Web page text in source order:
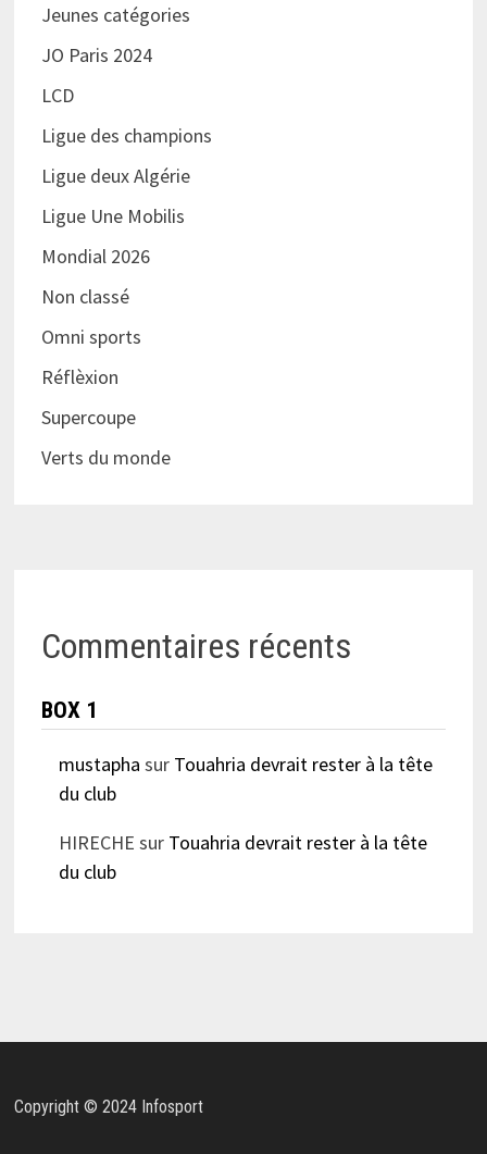
Jeunes catégories
JO Paris 2024
LCD
Ligue des champions
Ligue deux Algérie
Ligue Une Mobilis
Mondial 2026
Non classé
Omni sports
Réflèxion
Supercoupe
Verts du monde
Commentaires récents
BOX 1
mustapha sur Touahria devrait rester à la tête
du club
HIRECHE sur Touahria devrait rester à la tête
du club
Copyright © 2024 Infosport